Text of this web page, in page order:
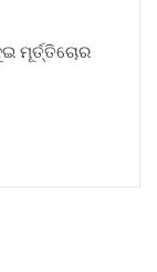
ମୂର୍ତ୍ତିଚୋର